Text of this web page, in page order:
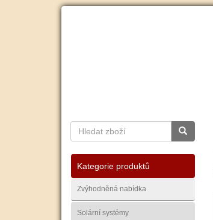
Kategorie produktů
Zvýhodněná nabídka
Solární systémy